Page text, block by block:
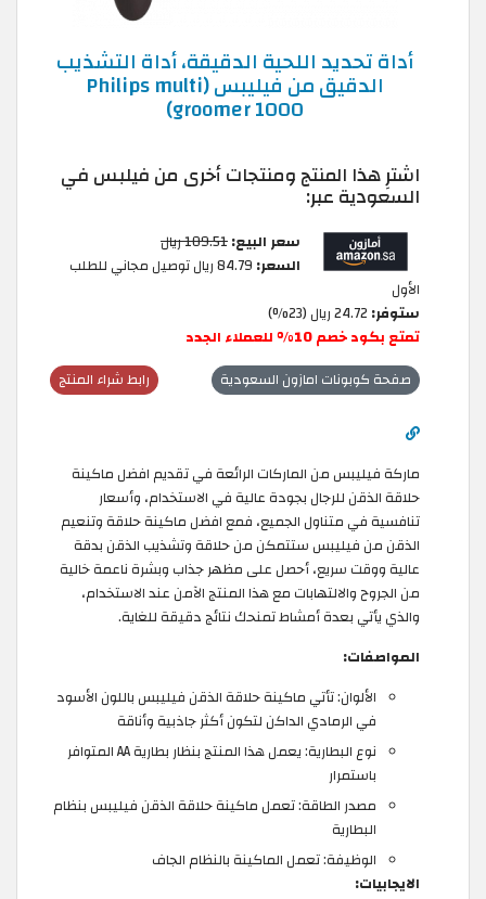
أداة تحديد اللحية الدقيقة، أداة التشذيب
الدقيق من فيليبس (Philips multi
groomer 1000)
اشترِ هذا المنتج ومنتجات أخرى من فيلبس في
السعودية عبر:
سعر البيع:109.51 ريال
السعر:
84.79 ريال توصيل مجاني للطلب
الأول
ستوفر:
تمتع بكود خصم 10% للعملاء الجدد
رابط شراء المنتج صفحة كوبونات امازون السعودية
ماركة فيليبس من الماركات الرائعة في تقديم افضل ماكينة
حلاقة الذقن للرجال بجودة عالية في الاستخدام، وأسعار
تنافسية في متناول الجميع، فمع افضل ماكينة حلاقة وتنعيم
الذقن من فيليبس ستتمكن من حلاقة وتشذيب الذقن بدقة
عالية ووقت سريع، أحصل على مظهر جذاب وبشرة ناعمة خالية
من الجروح والالتهابات مع هذا المنتج الآمن عند الاستخدام،
والذي يأتي بعدة أمشاط تمنحك نتائج دقيقة للغاية.
المواصفات:
الألوان: تأتي ماكينة حلاقة الذقن فيليبس باللون الأسود
في الرمادي الداكن لتكون أكثر جاذبية وأناقة
نوع البطارية: يعمل هذا المنتج بنظار بطارية AA المتوافر
باستمرار
مصدر الطاقة: تعمل ماكينة حلاقة الذقن فيليبس بنظام
البطارية
الوظيفة: تعمل الماكينة بالنظام الجاف
الايجابيات: